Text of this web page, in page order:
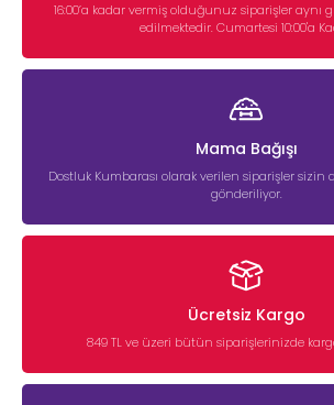
16:00’a kadar vermiş olduğunuz siparişler aynı
edilmektedir. Cumartesi 10:00'a
Mama Bağışı
Dostluk Kumbarası olarak verilen siparişler sizin
gönderiliyor.
Ücretsiz Kargo
849 TL ve üzeri bütün siparişlerinizde